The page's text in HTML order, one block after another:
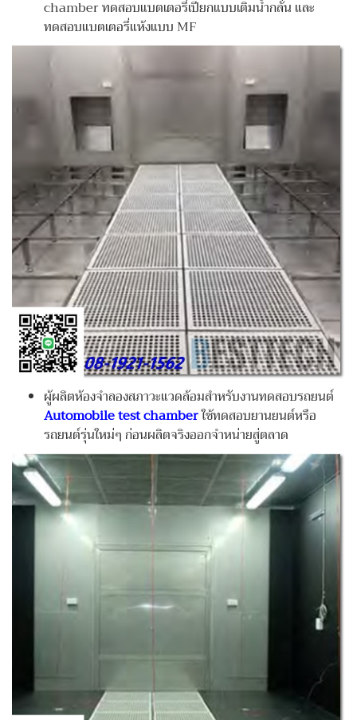
chamber ทดสอบแบตเตอรี่เปียกแบบเติมน้ำกลั่น และ
ทดสอบแบตเตอรี่แห้งแบบ MF
ผู้ผลิตห้องจำลองสภาวะแวดล้อมสำหรับงานทดสอบรถยนต์
Automobile test chamberใช้ทดสอบยานยนต์หรือ
รถยนต์รุ่นใหม่ๆ ก่อนผลิตจริงออกจำหน่ายสู่ตลาด